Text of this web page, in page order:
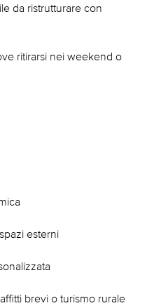
da ristrutturare con
ritirarsi nei weekend o
esterni
brevi o turismo rurale